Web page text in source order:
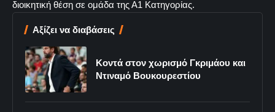
διοικητική θέση σε ομάδα της Α1 Κατηγορίας.
Αξίζει να διαβάσεις
Κοντά στον χωρισμό Γκριμάου και
Ντιναμό Βουκουρεστίου